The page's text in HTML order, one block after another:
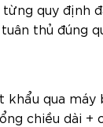
quy định
thủ đúng
qua máy
chiều dài +